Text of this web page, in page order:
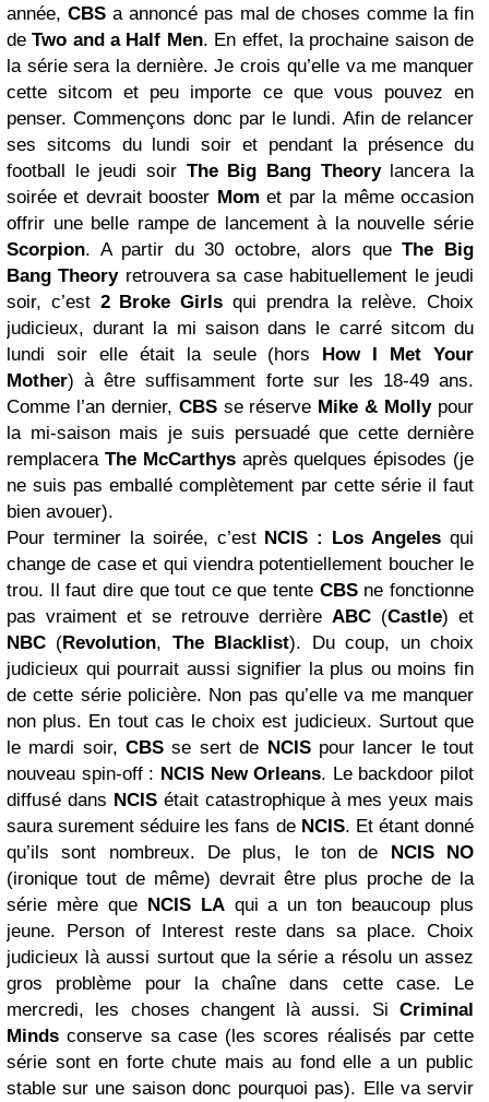
année, CBSa annoncé pas mal de choses comme la fin
deTwo and a Half Men. En effet, la prochaine saison de
la série sera la dernière. Je crois qu’elle va me manquer
cette sitcom et peu importe ce que vous pouvez en
penser. Commençons donc par le lundi. Afin de relancer
ses sitcoms du lundi soir et pendant la présence du
football le jeudi soir The Big Bang Theorylancera la
soirée et devrait booster Mom et par la même occasion
offrir une belle rampe de lancement à la nouvelle série
Scorpion. A partir du 30 octobre, alors queThe Big
Bang Theoryretrouvera sa case habituellement le jeudi
soir, c’est 2 Broke Girls qui prendra la relève. Choix
judicieux, durant la mi saison dans le carré sitcom du
lundi soir elle était la seule (hors How I Met Your
Mother) à être suffisamment forte sur les 18-49 ans.
Comme l’an dernier, CBSse réserve Mike & Mollypour
la mi-saison mais je suis persuadé que cette dernière
remplacera The McCarthysaprès quelques épisodes (je
ne suis pas emballé complètement par cette série il faut
bien avouer).
Pour terminer la soirée, c’est NCIS : Los Angeles qui
change de case et qui viendra potentiellement boucher le
trou. Il faut dire que tout ce que tente CBSne fonctionne
pas vraiment et se retrouve derrière ABC (Castle) et
NBC (Revolution, The Blacklist). Du coup, un choix
judicieux qui pourrait aussi signifier la plus ou moins fin
de cette série policière. Non pas qu’elle va me manquer
non plus. En tout cas le choix est judicieux. Surtout que
le mardi soir,CBS se sert de NCISpour lancer le tout
nouveau spin-off : NCIS New Orleans. Le backdoor pilot
diffusé dans NCISétait catastrophique à mes yeux mais
saura surement séduire les fans de NCIS. Et étant donné
qu’ils sont nombreux. De plus, le ton de NCIS NO
(ironique tout de même) devrait être plus proche de la
série mère que NCIS LAqui a un ton beaucoup plus
jeune. Person of Interest reste dans sa place. Choix
judicieux là aussi surtout que la série a résolu un assez
gros problème pour la chaîne dans cette case. Le
mercredi, les choses changent là aussi. Si Criminal
Minds conserve sa case (les scores réalisés par cette
série sont en forte chute mais au fond elle a un public
stable sur une saison donc pourquoi pas). Elle va servir